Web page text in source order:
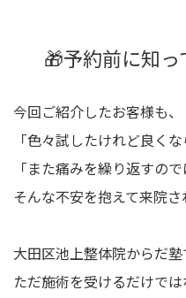
🎁予約前に知
今回ご紹介したお客様も、
「色々試したけれど良くな
「また痛みを繰り返すので
そんな不安を抱えて来院さ
大田区池上整体院からだ塾
ただ施術を受けるだけでは